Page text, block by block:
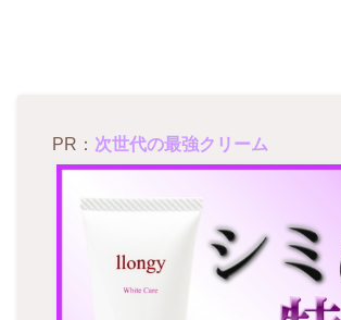
PR： 次世代の最強クリーム